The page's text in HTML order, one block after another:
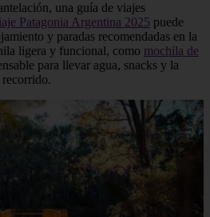
una guía de viajes
Patagonia Argentina 2025 puede
y paradas recomendadas en la
ligera y funcional, como mochila de
para llevar agua, snacks y la
recorrido.